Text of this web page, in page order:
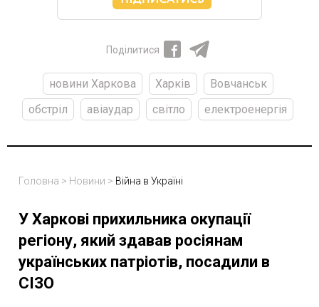
Поділитися
новини Харкова Харків
Вовчанськ
обстріл
авіаудар світло електроенергія
Головна > Новини > Війна в Україні
У Харкові прихильника окупації
регіону, який здавав росіянам
українських патріотів, посадили в
СІЗО